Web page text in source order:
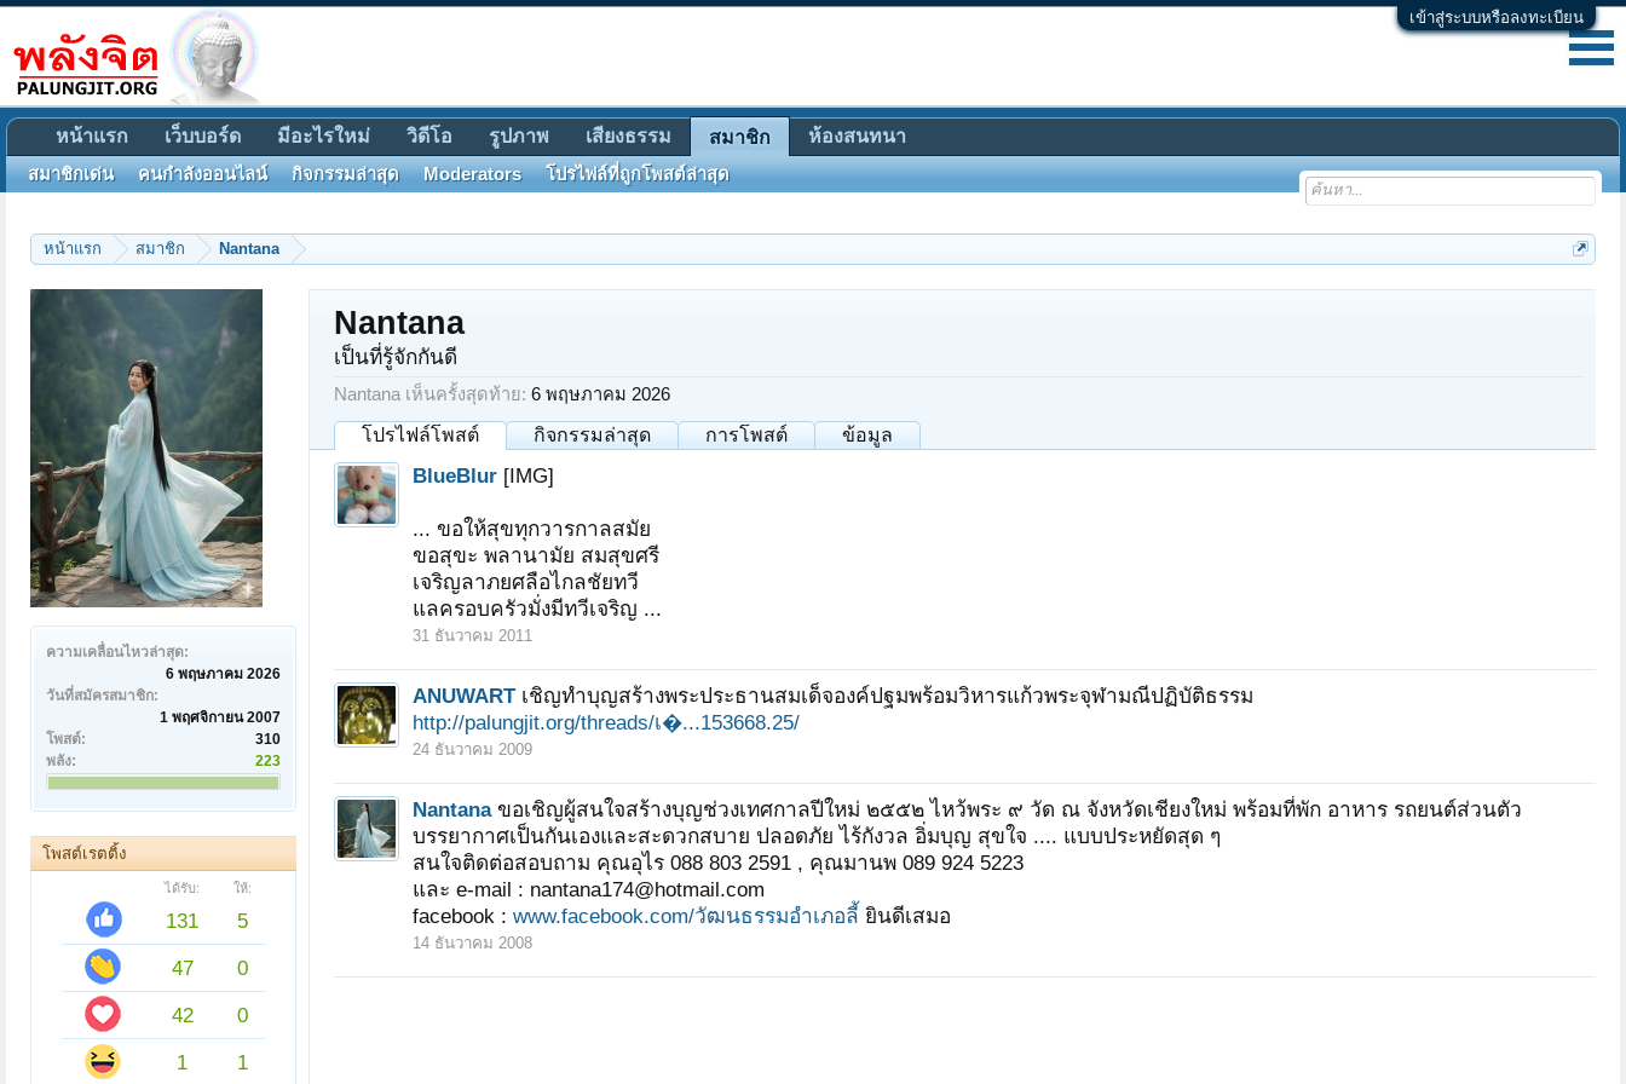
เข้าสู่ระบบหรือลงทะเบียน
หน้าแรก สมาชิก Nantana
ความเคลื่อนไหวล่าสุด:
6 พฤษภาคม 2026
วันที่สมัครสมาชิก:
1 พฤศจิกายน 2007
โพสต์:
310
พลัง:
223
โพสต์เรตติ้ง
ได้รับ: ให้:
131
5
47
0
42
0
1
1
Nantana
เป็นที่รู้จักกันดี
Nantana เห็นครั้งสุดท้าย: 6 พฤษภาคม 2026
โปรไฟล์โพสต์ กิจกรรมล่าสุด การโพสต์ ข้อมูล
BlueBlur [IMG]
... ขอให้สุขทุกวารกาลสมัย
ขอสุขะ พลานามัย สมสุขศรี
เจริญลาภยศลือไกลชัยทวี
แลครอบครัวมั่งมีทวีเจริญ ...
31 ธันวาคม 2011
ANUWART เชิญทำบุญสร้างพระประธานสมเด็จองค์ปฐมพร้อมวิหารแก้วพระจุฬามณีปฏิบัติธรรม
http://palungjit.org/threads/เ�...153668.25/
24 ธันวาคม 2009
Nantana ขอเชิญผู้สนใจสร้างบุญช่วงเทศกาลปีใหม่ ๒๕๕๒ ไหว้พระ ๙ วัด ณ จังหวัดเชียงใหม่ พร้อมที่พัก อาหาร รถยนต์ส่วนตัว
บรรยากาศเป็นกันเองและสะดวกสบาย ปลอดภัย ไร้กังวล อิ่มบุญ สุขใจ .... แบบประหยัดสุด ๆ
สนใจติดต่อสอบถาม คุณอุไร 088 803 2591 , คุณมานพ 089 924 5223
และ e-mail : nantana174@hotmail.com
facebook : www.facebook.com/วัฒนธรรมอำเภอลี้ ยินดีเสมอ
14 ธันวาคม 2008
หน้าแรก เว็บบอร์ด มีอะไรใหม่ วิดีโอ รูปภาพ เสียงธรรม สมาชิก
สมาชิกเด่น คนกำลังออนไลน์ กิจกรรมล่าสุด Moderators โปรไฟล์ที่ถูกโพสต์ล่าสุด
ห้องสนทนา